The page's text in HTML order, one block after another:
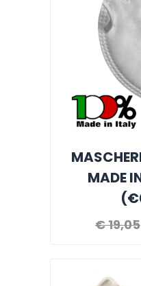
MADE
€19,05